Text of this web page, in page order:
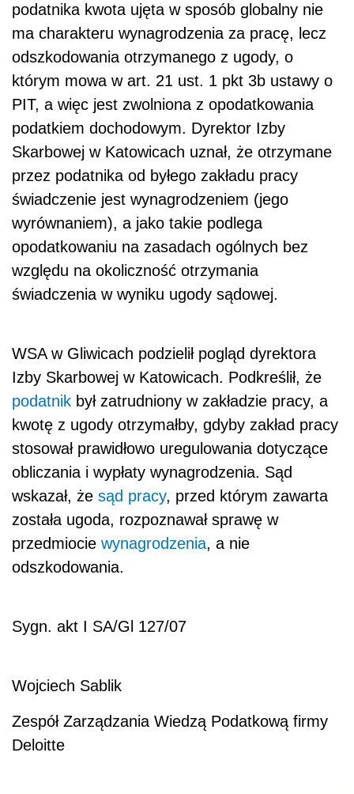
podatnika kwota ujęta w sposób globalny nie
ma charakteru wynagrodzenia za pracę, lecz
odszkodowania otrzymanego z ugody, o
którym mowa w art. 21 ust. 1 pkt 3b ustawy o
PIT, a więc jest zwolniona z opodatkowania
podatkiem dochodowym. Dyrektor Izby
Skarbowej w Katowicach uznał, że otrzymane
przez podatnika od byłego zakładu pracy
świadczenie jest wynagrodzeniem (jego
wyrównaniem), a jako takie podlega
opodatkowaniu na zasadach ogólnych bez
względu na okoliczność otrzymania
świadczenia w wyniku ugody sądowej.
WSA w Gliwicach podzielił pogląd dyrektora
Izby Skarbowej w Katowicach. Podkreślił, że
podatnik był zatrudniony w zakładzie pracy, a
kwotę z ugody otrzymałby, gdyby zakład pracy
stosował prawidłowo uregulowania dotyczące
obliczania i wypłaty wynagrodzenia. Sąd
wskazał, że sąd pracy, przed którym zawarta
została ugoda, rozpoznawał sprawę w
przedmiocie wynagrodzenia, a nie
odszkodowania.
Sygn. akt I SA/Gl 127/07
Wojciech Sablik
Zespół Zarządzania Wiedzą Podatkową firmy
Deloitte